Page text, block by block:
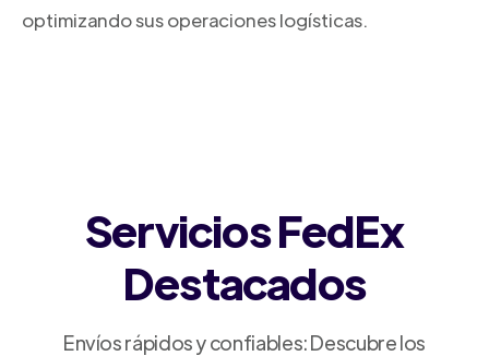
optimizando sus operaciones logísticas.
Servicios FedEx
Destacados
Envíos rápidos y confiables: Descubre los